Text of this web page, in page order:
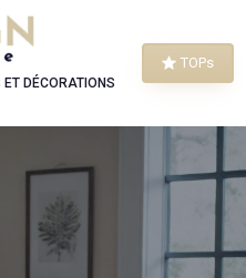
DÉCORATIONS
TOPs